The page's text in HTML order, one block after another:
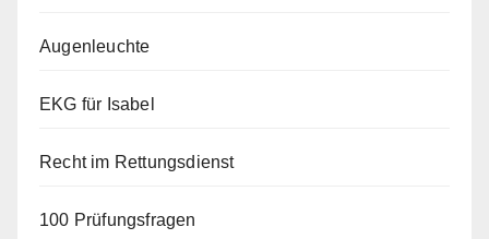
Augenleuchte
EKG für Isabel
Recht im Rettungsdienst
100 Prüfungsfragen